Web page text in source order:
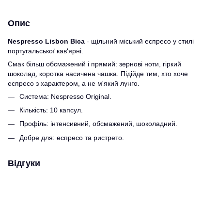
Опис
Nespresso Lisbon Bica - щільний міський еспресо у стилі
португальської кав'ярні.
Смак більш обсмажений і прямий: зернові ноти, гіркий
шоколад, коротка насичена чашка. Підійде тим, хто хоче
еспресо з характером, а не м'який лунго.
Система: Nespresso Original.
Кількість: 10 капсул.
Профіль: інтенсивний, обсмажений, шоколадний.
Добре для: еспресо та ристрето.
Відгуки